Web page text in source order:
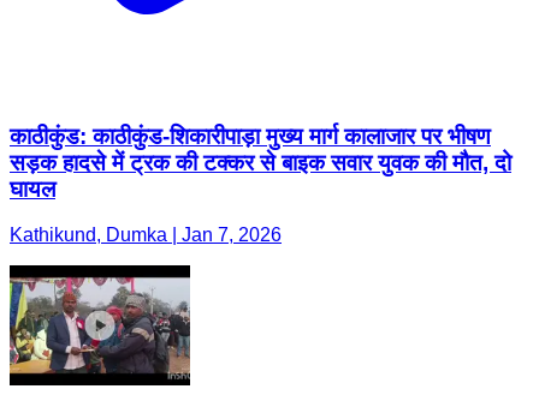
काठीकुंड: काठीकुंड-शिकारीपाड़ा मुख्य मार्ग कालाजार पर भीषण
सड़क हादसे में ट्रक की टक्कर से बाइक सवार युवक की मौत, दो
घायल
Kathikund, Dumka | Jan 7, 2026